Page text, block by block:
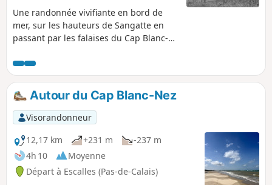
Une randonnée vivifiante en bord de
mer, sur les hauteurs de Sangatte en
passant par les falaises du Cap Blanc-
culture, en un lieu labellisé Grand Site
de France depuis 2011. De nombreux
vestiges de la seconde guerre mondiale
témoignent du passé, au milieu d'un
paysage à couper le souffle.
Autour du Cap Blanc-Nez
Visorandonneur
12,17 km
+231 m
-237 m
4h 10
Moyenne
Départ à Escalles (Pas-de-Calais)